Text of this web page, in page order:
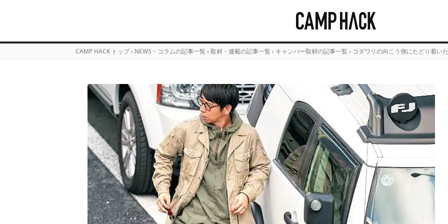
CAMP HACK トップ › NEWS・コラムの記事一覧 › 取材・連載の記事一覧 › キャンパー取材の記事一覧 › コダワリの向こう側にたどり着い